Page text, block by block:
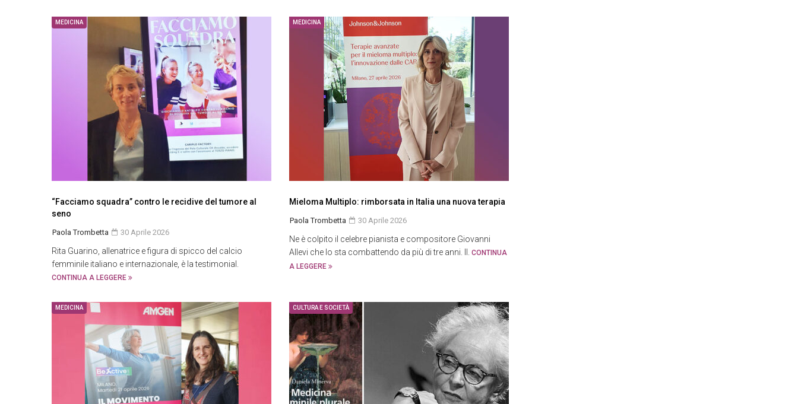
MEDICINA
“Facciamo squadra” contro le recidive del tumore al
seno
Paola Trombetta 30 Aprile 2026
Rita Guarino, allenatrice e figura di spicco del calcio
femminile italiano e internazionale, è la testimonial.
CONTINUA A LEGGERE
MEDICINA
Mieloma Multiplo: rimborsata in Italia una nuova terapia
Paola Trombetta 30 Aprile 2026
Ne è colpito il celebre pianista e compositore Giovanni
Allevi che lo sta combattendo da più di tre anni. Il. CONTINUA
A LEGGERE
MEDICINA CULTURA E SOCIETÀ